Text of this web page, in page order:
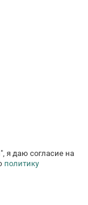
я даю согласие на
политику